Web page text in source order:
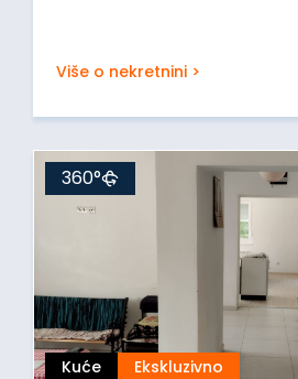
Više o nekretnini >
Kuće Ekskluzivno
360°